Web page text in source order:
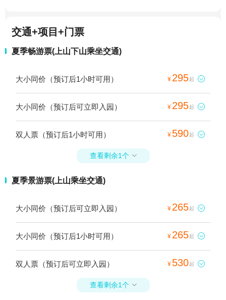
交通+项目+门票
夏季畅游票(上山下山乘坐交通)
大小同价（预订后1小时可用） ¥ 295起 
大小同价（预订后可立即入园） ¥ 295起 
双人票（预订后1小时可用） ¥ 590起 
查看剩余1个 
夏季景游票(上山乘坐交通)
大小同价（预订后可立即入园） ¥ 265起 
大小同价（预订后1小时可用） ¥ 265起 
双人票（预订后可立即入园） ¥ 530起 
查看剩余1个 